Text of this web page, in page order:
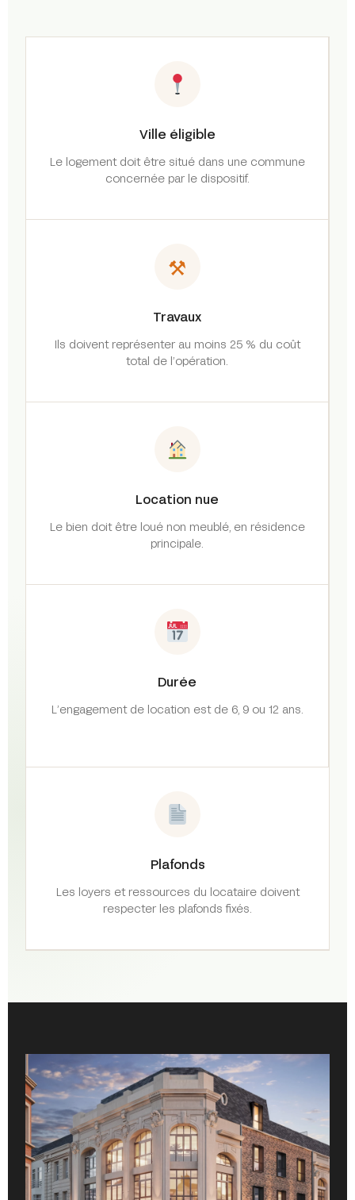
Ville éligible
Le logement doit être situé dans une commune
concernée par le dispositif.
⚒
Travaux
Ils doivent représenter au moins 25 % du coût
total de l’opération.
Location nue
Le bien doit être loué non meublé, en résidence
principale.
Durée
L’engagement de location est de 6, 9 ou 12 ans.
Plafonds
Les loyers et ressources du locataire doivent
respecter les plafonds fixés.